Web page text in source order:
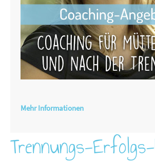
Mehr Informationen
Trennungs-